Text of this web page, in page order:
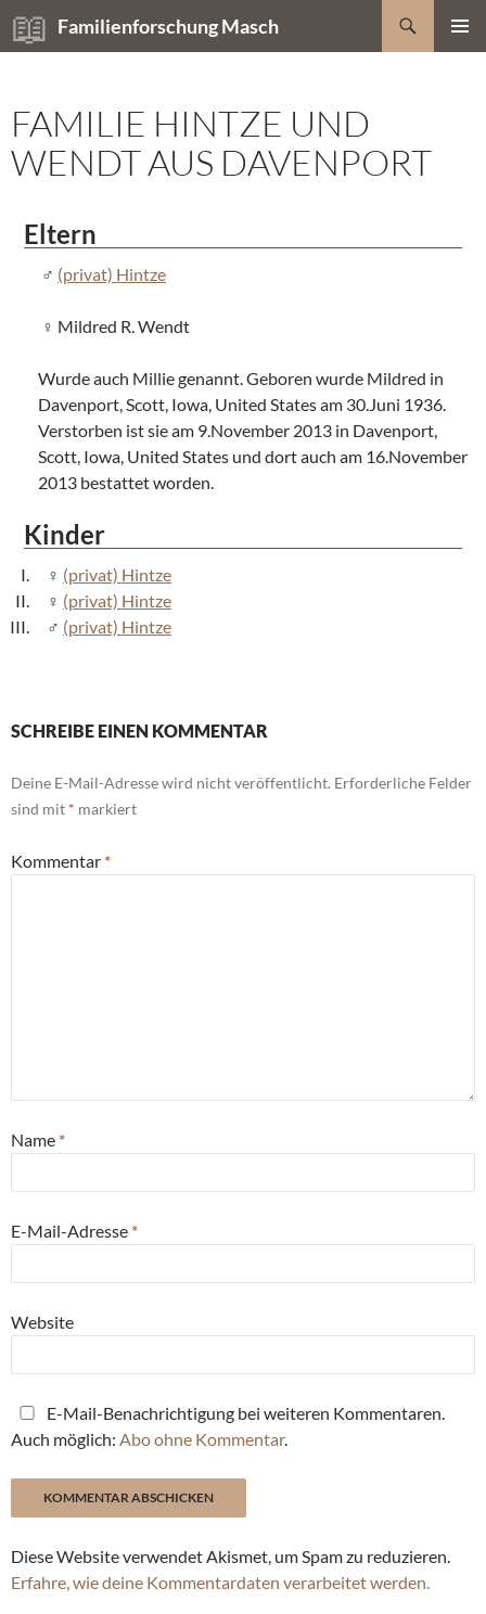
Zum
Inhalt
Familienforschung Masch
Suchen
FAMILIE HINTZE UND
WENDT AUS DAVENPORT
Eltern
(privat) Hintze
Mildred R. Wendt
Wurde auch Millie genannt. Geboren wurde Mildred in
Davenport, Scott, Iowa, United States am 30.Juni 1936.
Verstorben ist sie am 9.November 2013 in Davenport,
Scott, Iowa, United States und dort auch am 16.November
2013 bestattet worden.
Kinder
(privat) Hintze
(privat) Hintze
(privat) Hintze
SCHREIBE EINEN KOMMENTAR
Deine E-Mail-Adresse wird nicht veröffentlicht. Erforderliche Felder
sind mit * markiert
Kommentar *
Name *
E-Mail-Adresse *
Website
E-Mail-Benachrichtigung bei weiteren Kommentaren.
Auch möglich: Abo ohne Kommentar.
Diese Website verwendet Akismet, um Spam zu reduzieren.
Erfahre, wie deine Kommentardaten verarbeitet werden.